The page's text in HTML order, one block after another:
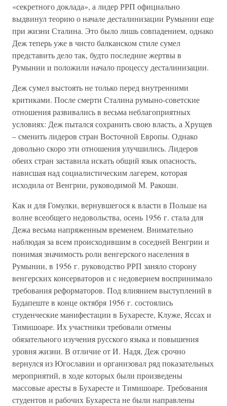
«секретного доклада», а лидер РРП официально
выдвинул теорию о начале десталинизации Румынии еще
при жизни Сталина. Это было лишь совпадением, однако
Деж теперь уже в чисто балканском стиле сумел
представить дело так, будто последние жертвы в
Румынии и положили начало процессу десталинизации.
Деж сумел выстоять не только перед внутренними
критиками. После смерти Сталина румыно-советские
отношения развивались в весьма неблагоприятных
условиях: Деж пытался сохранить свою власть, а Хрущев
– сменить лидеров стран Восточной Европы. Однако
довольно скоро эти отношения улучшились. Лидеров
обеих стран заставила искать общий язык опасность,
нависшая над социалистическим лагерем, которая
исходила от Венгрии, руководимой М. Ракоши.
Как и для Гомулки, вернувшегося к власти в Польше на
волне всеобщего недовольства, осень 1956 г. стала для
Дежа весьма напряженным временем. Внимательно
наблюдая за всем происходившим в соседней Венгрии и
понимая значимость роли венгерского населения в
Румынии, в 1956 г. руководство РРП заняло сторону
венгерских консерваторов и с недоверием воспринимало
требования реформаторов. Под влиянием выступлений в
Будапеште в конце октября 1956 г. состоялись
студенческие манифестации в Бухаресте, Клуже, Яссах и
Тимишоаре. Их участники требовали отмены
обязательного изучения русского языка и повышения
уровня жизни. В отличие от И. Надя, Деж срочно
вернулся из Югославии и организовал ряд показательных
мероприятий, в ходе которых были произведены
массовые аресты в Бухаресте и Тимишоаре. Требования
студентов и рабочих Бухареста не были направлены